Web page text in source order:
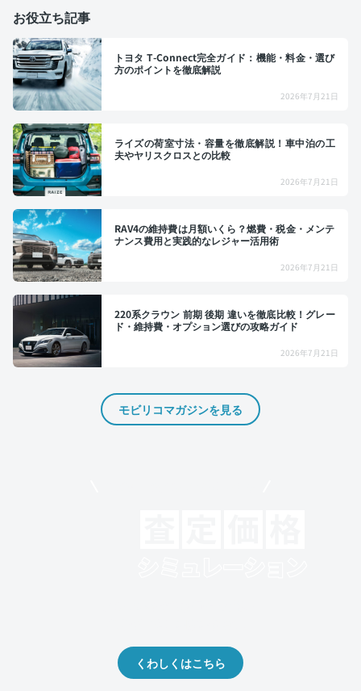
お役立ち記事
トヨタ T-Connect完全ガイド：機能・料金・選び
方のポイントを徹底解説
2026年7月21日
ライズの荷室寸法・容量を徹底解説！車中泊の工
夫やヤリスクロスとの比較
2026年7月21日
RAV4の維持費は月額いくら？燃費・税金・メンテ
ナンス費用と実践的なレジャー活用術
2026年7月21日
220系クラウン 前期 後期 違いを徹底比較！グレー
ド・維持費・オプション選びの攻略ガイド
2026年7月21日
モビリコマガジンを見る
くわしくはこちら